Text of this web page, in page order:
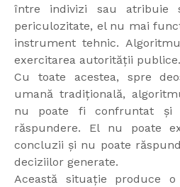
între indivizi sau atribuie
periculozitate, el nu mai
instrument tehnic.
exercitarea autorității publice.
Cu toate acestea, spre
umană tradițională,
nu poate fi confruntat
răspundere. El nu poate
concluzii și nu poate
deciziilor generate.
Această situație produce